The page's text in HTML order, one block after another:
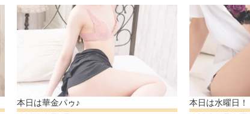
本日は華金パゥ♪
本日は水曜日！